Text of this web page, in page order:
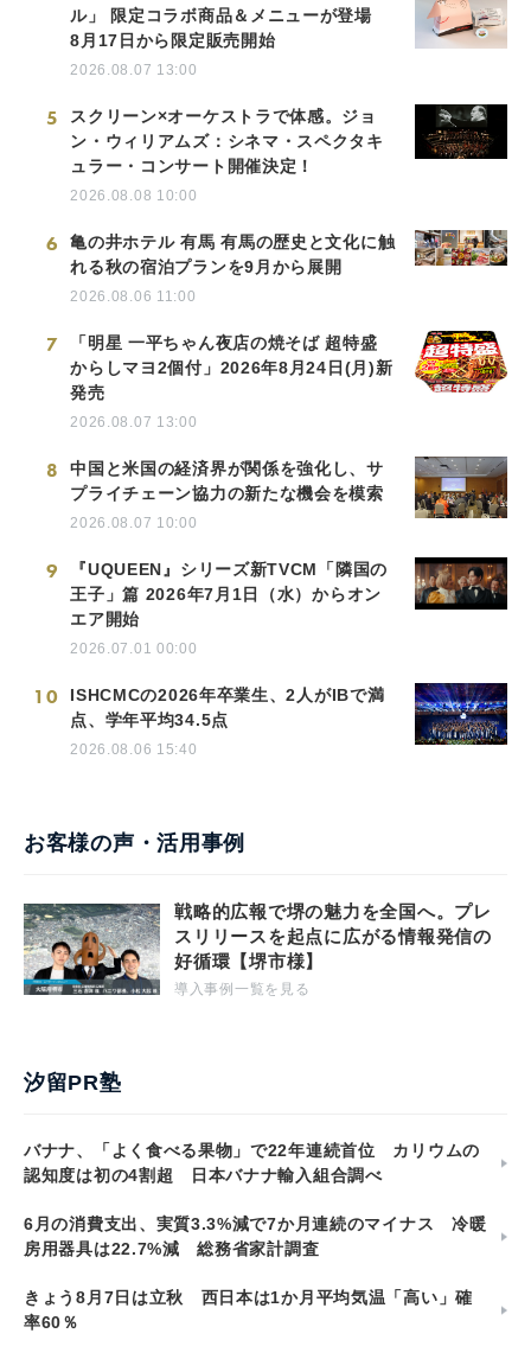
ル」 限定コラボ商品＆メニューが登場
8月17日から限定販売開始
2026.08.07 13:00
5
スクリーン×オーケストラで体感。ジョ
ン・ウィリアムズ：シネマ・スペクタキ
ュラー・コンサート開催決定！
2026.08.08 10:00
6
亀の井ホテル 有馬 有馬の歴史と文化に触
れる秋の宿泊プランを9月から展開
2026.08.06 11:00
7
「明星 一平ちゃん夜店の焼そば 超特盛
からしマヨ2個付」2026年8月24日(月)新
発売
2026.08.07 13:00
8
中国と米国の経済界が関係を強化し、サ
プライチェーン協力の新たな機会を模索
2026.08.07 10:00
9
『UQUEEN』シリーズ新TVCM「隣国の
王子」篇 2026年7月1日（水）からオン
エア開始
2026.07.01 00:00
10
ISHCMCの2026年卒業生、2人がIBで満
点、学年平均34.5点
2026.08.06 15:40
お客様の声・活用事例
戦略的広報で堺の魅力を全国へ。プレ
スリリースを起点に広がる情報発信の
好循環【堺市様】
導入事例一覧を見る
汐留PR塾
バナナ、「よく食べる果物」で22年連続首位 カリウムの
認知度は初の4割超 日本バナナ輸入組合調べ
6月の消費支出、実質3.3%減で7か月連続のマイナス 冷暖
房用器具は22.7%減 総務省家計調査
きょう8月7日は立秋 西日本は1か月平均気温「高い」確
率60％